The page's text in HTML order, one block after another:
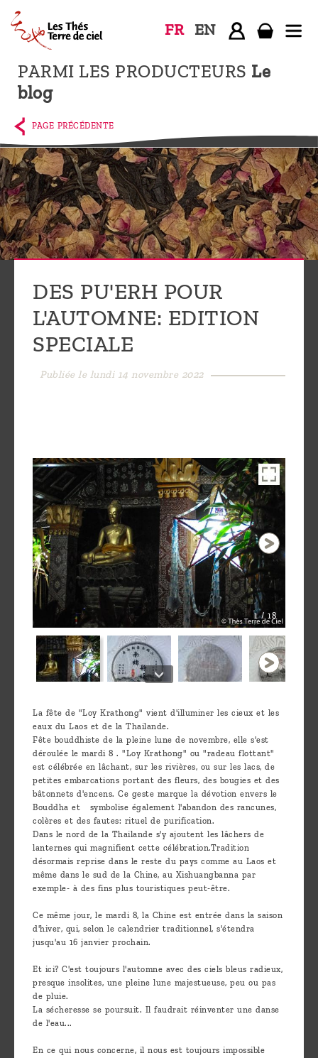
PARMI LES PRODUCTEURS Le
blog
FR EN
Accueil
La
boutique
Terre de
Ciel
Parmi les
producteurs,
le blog
Qui
sommes-
Découvrir
le thé
Pu'Erh
Contactez-
nous !
PAGE PRÉCÉDENTE
DES PU'ERH POUR
L'AUTOMNE: EDITION
SPECIALE
Publiée le lundi 14 novembre 2022
1 / 18
La fête de "Loy Krathong" vient d'illuminer les cieux et les
eaux du Laos et de la Thailande.
Fête bouddhiste de la pleine lune de novembre, elle s'est
déroulée le mardi 8 . "Loy Krathong" ou "radeau flottant"
est célébrée en lâchant, sur les rivières, ou sur les lacs, de
petites embarcations portant des fleurs, des bougies et des
bâtonnets d'encens. Ce geste marque la dévotion envers le
Bouddha et symbolise également l'abandon des rancunes,
colères et des fautes: rituel de purification.
Dans le nord de la Thailande s'y ajoutent les lâchers de
lanternes qui magnifient cette célébration.Tradition
désormais reprise dans le reste du pays comme au Laos et
même dans le sud de la Chine, au Xishuangbanna par
exemple- à des fins plus touristiques peut-être.
Ce même jour, le mardi 8, la Chine est entrée dans la saison
d'hiver, qui, selon le calendrier traditionnel, s'étendra
jusqu'au 16 janvier prochain.
Et ici? C'est toujours l'automne avec des ciels bleus radieux,
presque insolites, une pleine lune majestueuse, peu ou pas
de pluie.
La sécheresse se poursuit. Il faudrait réinventer une danse
de l'eau...
En ce qui nous concerne, il nous est toujours impossible